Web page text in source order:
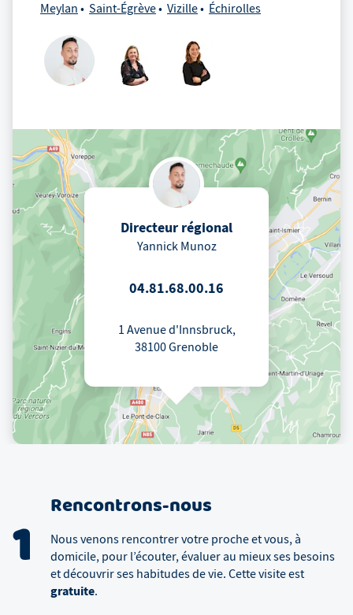
Meylan
Saint-Égrève Vizille Échirolles
Directeur régional
Yannick Munoz
04.81.68.00.16
1 Avenue d'Innsbruck,
38100 Grenoble
1
Rencontrons-nous
Nous venons rencontrer votre proche et vous, à
domicile, pour l’écouter, évaluer au mieux ses besoins
et découvrir ses habitudes de vie. Cette visite est
gratuite.